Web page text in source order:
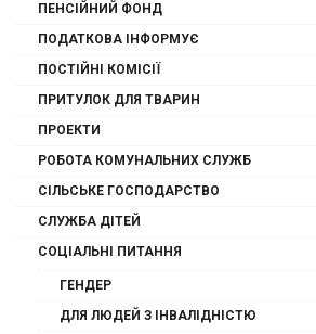
ПЕНСІЙНИЙ ФОНД
ПОДАТКОВА ІНФОРМУЄ
ПОСТІЙНІ КОМІСІЇ
ПРИТУЛОК ДЛЯ ТВАРИН
ПРОЕКТИ
РОБОТА КОМУНАЛЬНИХ СЛУЖБ
СІЛЬСЬКЕ ГОСПОДАРСТВО
СЛУЖБА ДІТЕЙ
СОЦІАЛЬНІ ПИТАННЯ
ГЕНДЕР
ДЛЯ ЛЮДЕЙ З ІНВАЛІДНІСТЮ